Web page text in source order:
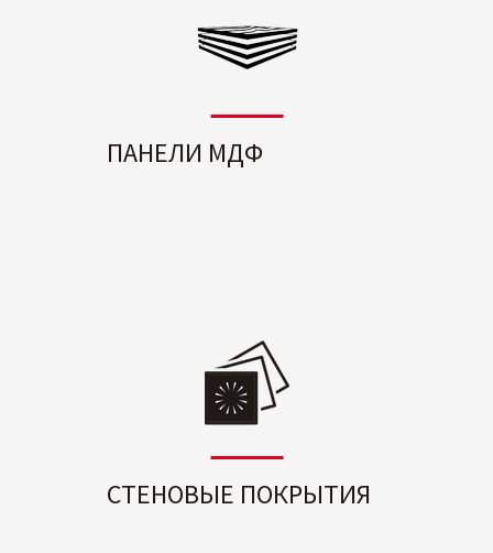
ПАНЕЛИ МДФ
СТЕНОВЫЕ ПОКРЫТИЯ